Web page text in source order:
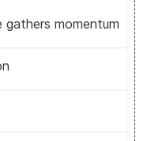
gathers momentum